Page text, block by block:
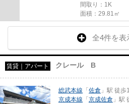
間取り：1K
面積：29.81㎡
全4件を表
賃貸｜アパート クレール B
総武本線 「 佐倉 」駅 徒歩
京成本線 「 京成佐倉 」駅